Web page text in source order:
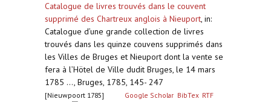
Catalogue de livres trouvés dans le couvent
supprimé des Chartreux anglois à Nieuport, in:
Catalogue d’une grande collection de livres
trouvés dans les quinze couvens supprimés dans
les Villes de Bruges et Nieuport dont la vente se
fera à l’Hötel de Ville dudit Bruges, le 14 mars
1785 ..., Bruges, 1785, 145- 247
[Nieuwpoort 1785] Google Scholar BibTex RTF